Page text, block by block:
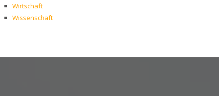
Wirtschaft
Wissenschaft